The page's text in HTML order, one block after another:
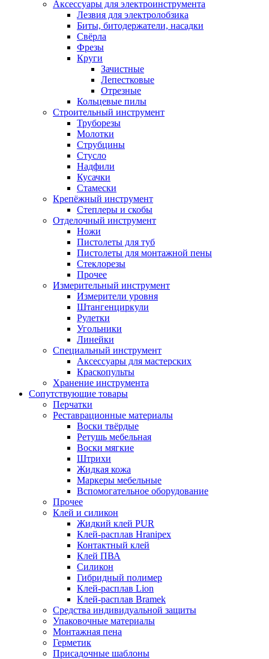
Аксессуары для электроинструмента
Лезвия для электролобзика
Биты, битодержатели, насадки
Свёрла
Фрезы
Круги
Зачистные
Лепестковые
Отрезные
Кольцевые пилы
Строительный инструмент
Труборезы
Молотки
Струбцины
Стусло
Надфили
Кусачки
Стамески
Крепёжный инструмент
Степлеры и скобы
Отделочный инструмент
Ножи
Пистолеты для туб
Пистолеты для монтажной пены
Стеклорезы
Прочее
Измерительный инструмент
Измерители уровня
Штангенциркули
Рулетки
Угольники
Линейки
Специальный инструмент
Аксессуары для мастерских
Краскопульты
Хранение инструмента
Сопутствующие товары
Перчатки
Реставрационные материалы
Воски твёрдые
Ретушь мебельная
Воски мягкие
Штрихи
Жидкая кожа
Маркеры мебельные
Вспомогательное оборудование
Прочее
Клей и силикон
Жидкий клей PUR
Клей-расплав Hranipex
Контактный клей
Клей ПВА
Силикон
Гибридный полимер
Клей-расплав Lion
Клей-расплав Bramek
Средства индивидуальной защиты
Упаковочные материалы
Монтажная пена
Герметик
Присадочные шаблоны